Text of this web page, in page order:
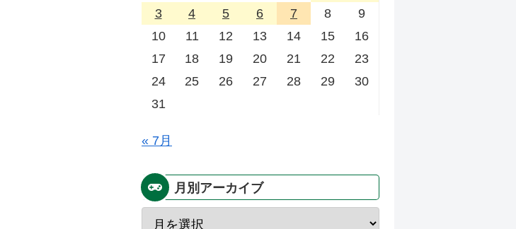
3
4 5 6 7 8
9
10
11 12 13 14 15
16
17
18 19 20 21 22
23
24
25 26 27 28 29
30
31
« 7月
月別アーカイブ